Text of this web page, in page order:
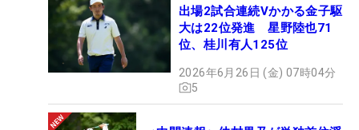
出場2試合連続Vかかる金子駆
大は22位発進 星野陸也71
位、桂川有人125位
2026年6月26日 (金) 07時04分
5